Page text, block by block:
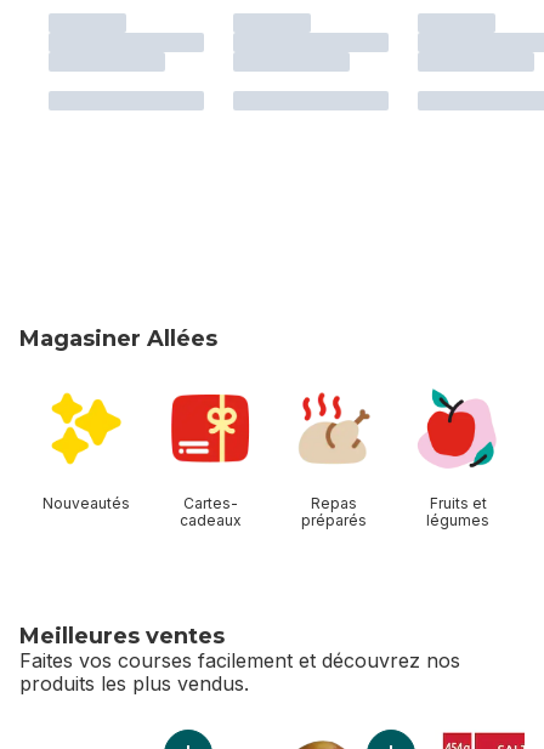
Magasiner Allées
Nouveautés
Cartes-
cadeaux
Repas
préparés
Fruits et
légumes
Meilleures ventes
Faites vos courses facilement et découvrez nos
produits les plus vendus.
sauter Meilleures ventes